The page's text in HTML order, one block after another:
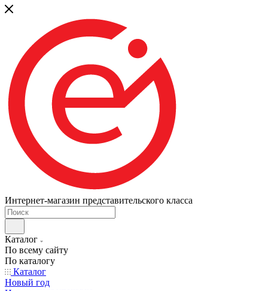
Интернет-магазин представительского класса
Каталог
По всему сайту
По каталогу
Каталог
Новый год